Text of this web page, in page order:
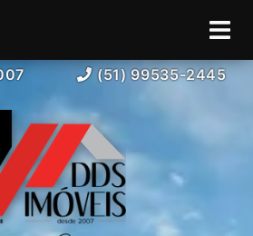
(51) 99535-2445